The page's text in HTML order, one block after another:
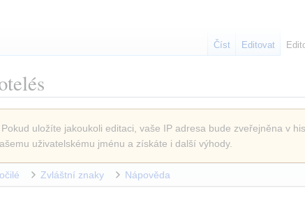
uložíte jakoukoli editaci, vaše IP adresa bude zveřejněna v
uživatelskému jménu a získáte i další výhody.
Zvláštní znaky Nápověda
Číst Editovat